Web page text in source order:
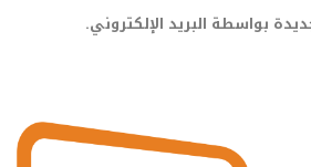
بواسطة البريد الإلكتروني.